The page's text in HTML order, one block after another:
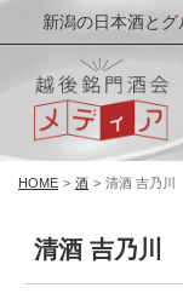
新潟の日本酒と
HOME > 酒 > 清酒 吉乃
清酒 吉乃